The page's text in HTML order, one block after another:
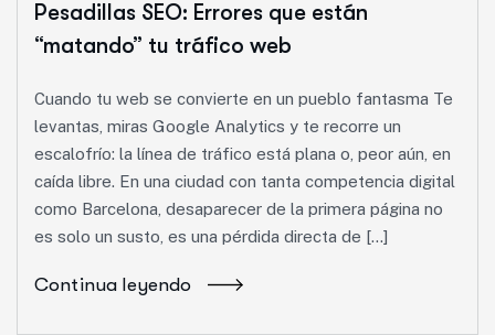
Pesadillas SEO: Errores que están
“matando” tu tráfico web
Cuando tu web se convierte en un pueblo fantasma Te
levantas, miras Google Analytics y te recorre un
escalofrío: la línea de tráfico está plana o, peor aún, en
caída libre. En una ciudad con tanta competencia digital
como Barcelona, desaparecer de la primera página no
es solo un susto, es una pérdida directa de […]
Continua leyendo